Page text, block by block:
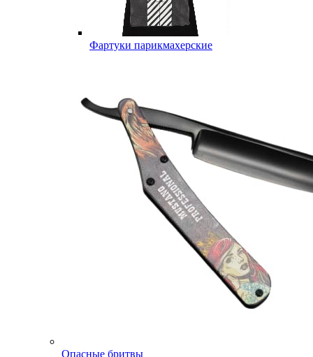
Фартуки парикмахерские
Опасные бритвы